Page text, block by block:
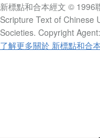
新標點和合本經文 © 1996
Scripture Text of Chinese
Societies. Copyright
了解更多關於 新標點和合